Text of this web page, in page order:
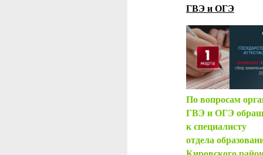
ГВЭ и ОГЭ
По вопросам
ГВЭ и ОГЭ
к специалисту
отдела